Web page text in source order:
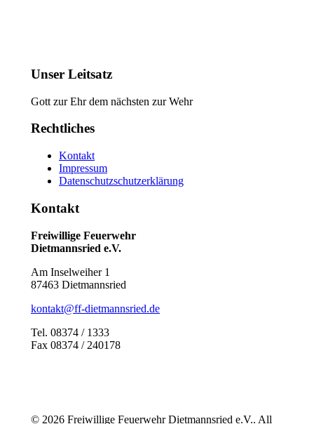
Unser Leitsatz
Gott zur Ehr dem nächsten zur Wehr
Rechtliches
Kontakt
Impressum
Datenschutzschutzerklärung
Kontakt
Freiwillige Feuerwehr
Dietmannsried e.V.
Am Inselweiher 1
87463 Dietmannsried
kontakt@ff-dietmannsried.de
Tel. 08374 / 1333
Fax 08374 / 240178
© 2026 Freiwillige Feuerwehr Dietmannsried e.V.. All